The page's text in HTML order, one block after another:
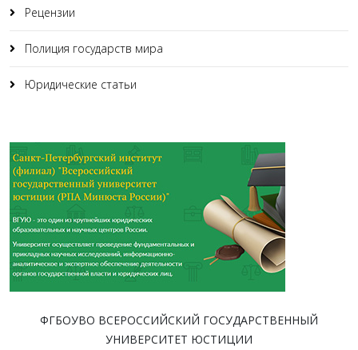
Рецензии
Полиция государств мира
Юридические статьи
ФГБОУВО ВСЕРОССИЙСКИЙ ГОСУДАРСТВЕННЫЙ
УНИВЕРСИТЕТ ЮСТИЦИИ